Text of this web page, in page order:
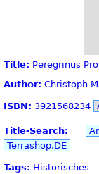
Title: Peregrinus
Author: Christoph
ISBN: 3921568234
Title-Search:
Terrashop.DE
Tags: Historisches